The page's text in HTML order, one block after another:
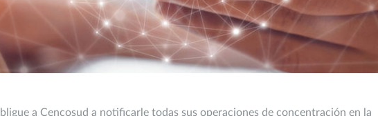
a Cencosud a notificarle todas sus operaciones de concentración en la